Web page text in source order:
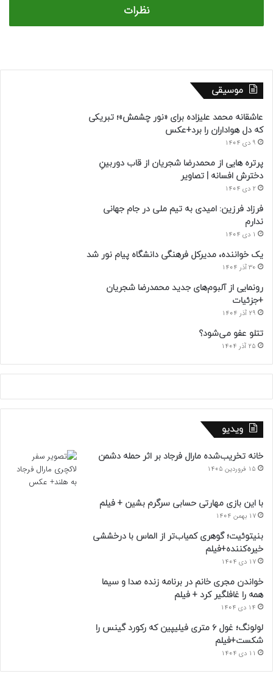
نظرات
موسیقی
عاشقانه محمد علیزاده برای «نور چشمش»؛ تبریکی
که دل هواداران را برد+عکس
9 دی 1404
پرتره هایی از محمدرضا شجریان از قاب دوربینِ
دخترش افسانه | تصاویر
2 دی 1404
فرزاد فرزین: امیدی به تیم ملی در جام جهانی
ندارم
1 دی 1404
یک خواننده، مدیرکل فرهنگی دانشگاه پیام نور شد
30 آذر 1404
رونمایی از آلبوم‌های جدید محمدرضا شجریان
+جزئیات
29 آذر 1404
تتلو عفو می‌شود؟
25 آذر 1404
ویدیو
خانه تخریب‌شده مارال فرجاد بر اثر حمله دشمن
15 فروردین 1405
با این بازی مهارتی حسابی سرگرم بشین + فیلم
17 بهمن 1404
بنیتوئیت؛ گوهری کمیاب‌تر از الماس با درخششی
خیره‌کننده+فیلم
17 دی 1404
خواندن مجری خانم در برنامه زنده صدا و سیما
همه را غافلگیر کرد + فیلم
14 دی 1404
لولونگ؛ غول ۶ متری فیلیپین که رکورد گینس را
شکست+فیلم
11 دی 1404